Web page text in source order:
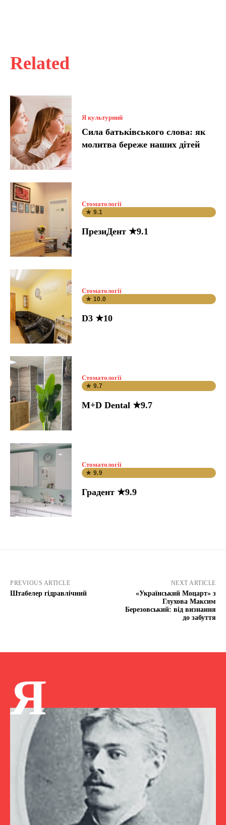
Related
Я культурний
Сила батьківського слова: як
молитва береже наших дітей
Стоматології
★ 9.1
ПрезиДент ★9.1
Стоматології
★ 10.0
D3 ★10
Стоматології
★ 9.7
M+D Dental ★9.7
Стоматології
★ 9.9
Градент ★9.9
PREVIOUS ARTICLE
Штабелер гідравлічний
NEXT ARTICLE
«Український Моцарт» з
Глухова Максим
Березовський: від визнання
до забуття
Я